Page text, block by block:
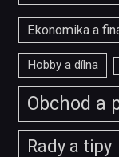
Ekonomika a
Hobby a dílna
Obchod a
Rady a tipy